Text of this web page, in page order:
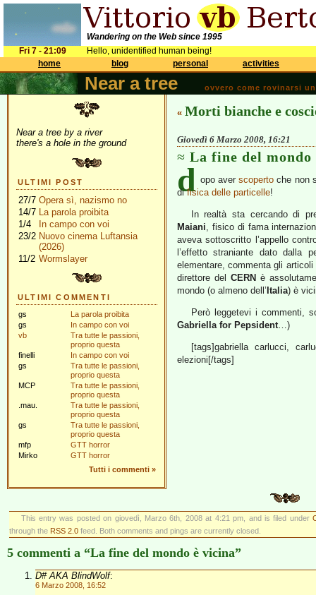
Wandering on the Web since 1995
Fri 7 - 21:09
Hello, unidentified human being!
home
blog personal activities
Near a tree ovvero come rovinarsi
Near a tree by a river
there's a hole in the ground
ULTIMI POST
27/7 Opera sì, nazismo no
14/7 La parola proibita
1/4
In campo con voi
23/2 Nuovo cinema Luftansia
(2026)
11/2 Wormslayer
ULTIMI COMMENTI
gs
La parola proibita
gs
In campo con voi
vb
Tra tutte le passioni,
proprio questa
finelli
In campo con voi
gs
Tra tutte le passioni,
proprio questa
MCP
Tra tutte le passioni,
proprio questa
.mau.
Tra tutte le passioni,
proprio questa
gs
Tra tutte le passioni,
proprio questa
mfp
GTT horror
Mirko
GTT horror
Tutti i commenti »
« Morti bianche e
Giovedì 6 Marzo 2008, 16:21
La fine del mondo
d opo averscoperto che non
difisica delle particelle!
In realtà sta cercando di
Maiani, fisico di fama
aveva sottoscritto l’appello
l’effetto straniante dato dalla
elementare, commenta gli
direttore delCERN è
mondo (o almeno dell’ Italia) è
Però leggetevi i commenti,
Gabriella for Pepsident…)
[tags]gabriella carlucci,
elezioni[/tags]
This entry was posted on giovedì, Marzo 6th, 2008 at 4:21 pm, and is filed under
through the RSS 2.0 feed. Both comments and pings are currently closed.
5 commenti a “La fine del mondo è vicina”
D# AKA BlindWolf:
6 Marzo 2008, 16:52